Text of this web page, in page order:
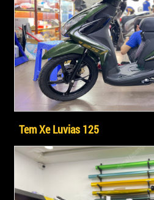
Tem Xe Luvias 125